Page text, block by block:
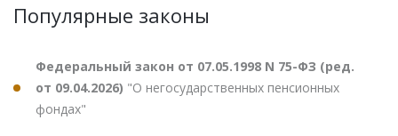
Популярные законы
Федеральный закон от 07.05.1998 N 75-ФЗ (ред.
от 09.04.2026) "О негосударственных пенсионных
фондах"